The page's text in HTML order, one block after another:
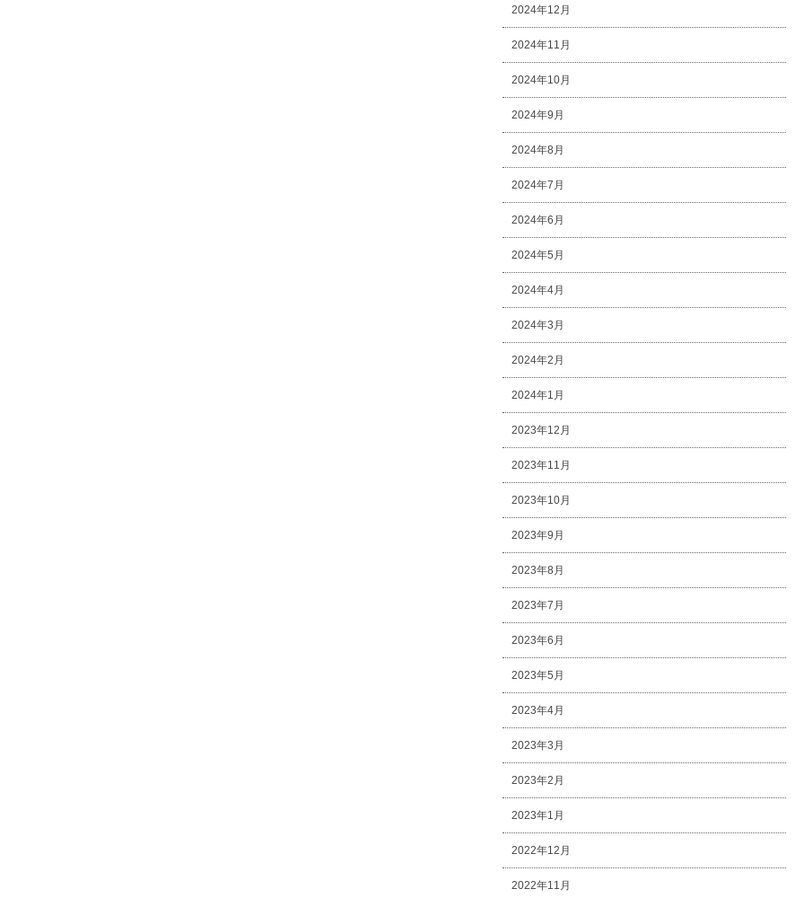
2024年12月
2024年11月
2024年10月
2024年9月
2024年8月
2024年7月
2024年6月
2024年5月
2024年4月
2024年3月
2024年2月
2024年1月
2023年12月
2023年11月
2023年10月
2023年9月
2023年8月
2023年7月
2023年6月
2023年5月
2023年4月
2023年3月
2023年2月
2023年1月
2022年12月
2022年11月